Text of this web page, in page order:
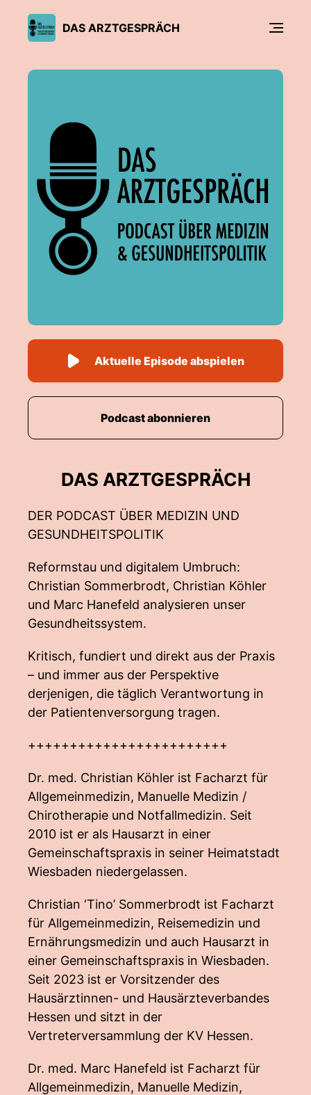
DAS ARZTGESPRÄCH
DAS ARZTGESPRÄCH
DER PODCAST ÜBER MEDIZIN UND
GESUNDHEITSPOLITIK
Reformstau und digitalem Umbruch:
Christian Sommerbrodt, Christian Köhler
und Marc Hanefeld analysieren unser
Gesundheitssystem.
Kritisch, fundiert und direkt aus der Praxis
– und immer aus der Perspektive
derjenigen, die täglich Verantwortung in
der Patientenversorgung tragen.
++++++++++++++++++++++++
Dr. med. Christian Köhler ist Facharzt für
Allgemeinmedizin, Manuelle Medizin /
Chirotherapie und Notfallmedizin. Seit
2010 ist er als Hausarzt in einer
Gemeinschaftspraxis in seiner Heimatstadt
Wiesbaden niedergelassen.
Christian ‘Tino’ Sommerbrodt ist Facharzt
für Allgemeinmedizin, Reisemedizin und
Ernährungsmedizin und auch Hausarzt in
einer Gemeinschaftspraxis in Wiesbaden.
Seit 2023 ist er Vorsitzender des
Hausärztinnen- und Hausärzteverbandes
Hessen und sitzt in der
Vertreterversammlung der KV Hessen.
Dr. med. Marc Hanefeld ist Facharzt für
Allgemeinmedizin, Manuelle Medizin,
Aktuelle Episode abspielen
Podcast abonnieren